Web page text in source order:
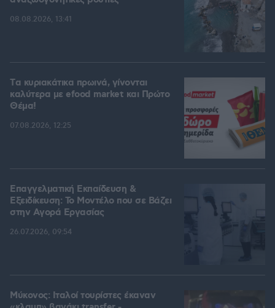
08.08.2026, 13:41
Tα κυριακάτικα πρωινά, γίνονται
καλύτερα με efood market και Πρώτο
Θέμα!
07.08.2026, 12:25
Επαγγελματική Εκπαίδευση &
Εξειδίκευση: Το Mοντέλο που σε Bάζει
στην Aγορά Eργασίας
26.07.2026, 09:54
Μύκονος: Ιταλοί τουρίστες έκαναν